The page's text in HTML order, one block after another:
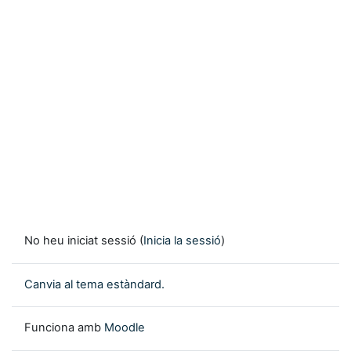
No heu iniciat sessió (Inicia la sessió)
Canvia al tema estàndard.
Funciona amb Moodle